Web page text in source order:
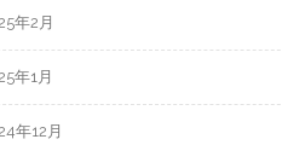
年2月
年1月
年12月